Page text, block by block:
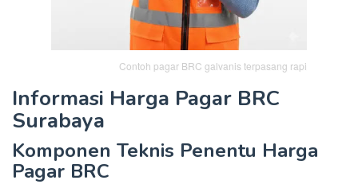
Contoh pagar BRC galvanis terpasang rapi
Informasi Harga Pagar BRC
Surabaya
Komponen Teknis Penentu Harga
Pagar BRC